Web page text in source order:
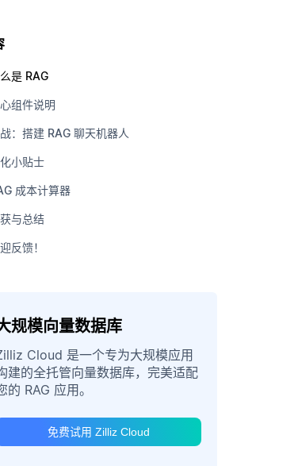
是 RAG
组件说明
：搭建 RAG 聊天机器人
小贴士
成本计算器
与总结
反馈！
规模向量数据库
Cloud 是一个专为大规模应用
建的全托管向量数据库，完美适配
的 RAG 应用。
免费试用 Zilliz Cloud